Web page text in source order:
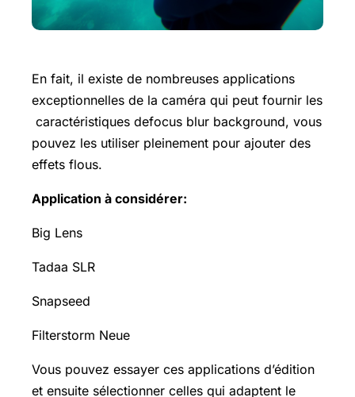
En fait, il existe de nombreuses applications
exceptionnelles de la caméra qui peut fournir les
caractéristiques defocus blur background, vous
pouvez les utiliser pleinement pour ajouter des
effets flous.
Application à considérer:
Big Lens
Tadaa SLR
Snapseed
Filterstorm Neue
Vous pouvez essayer ces applications d’édition
et ensuite sélectionner celles qui adaptent le